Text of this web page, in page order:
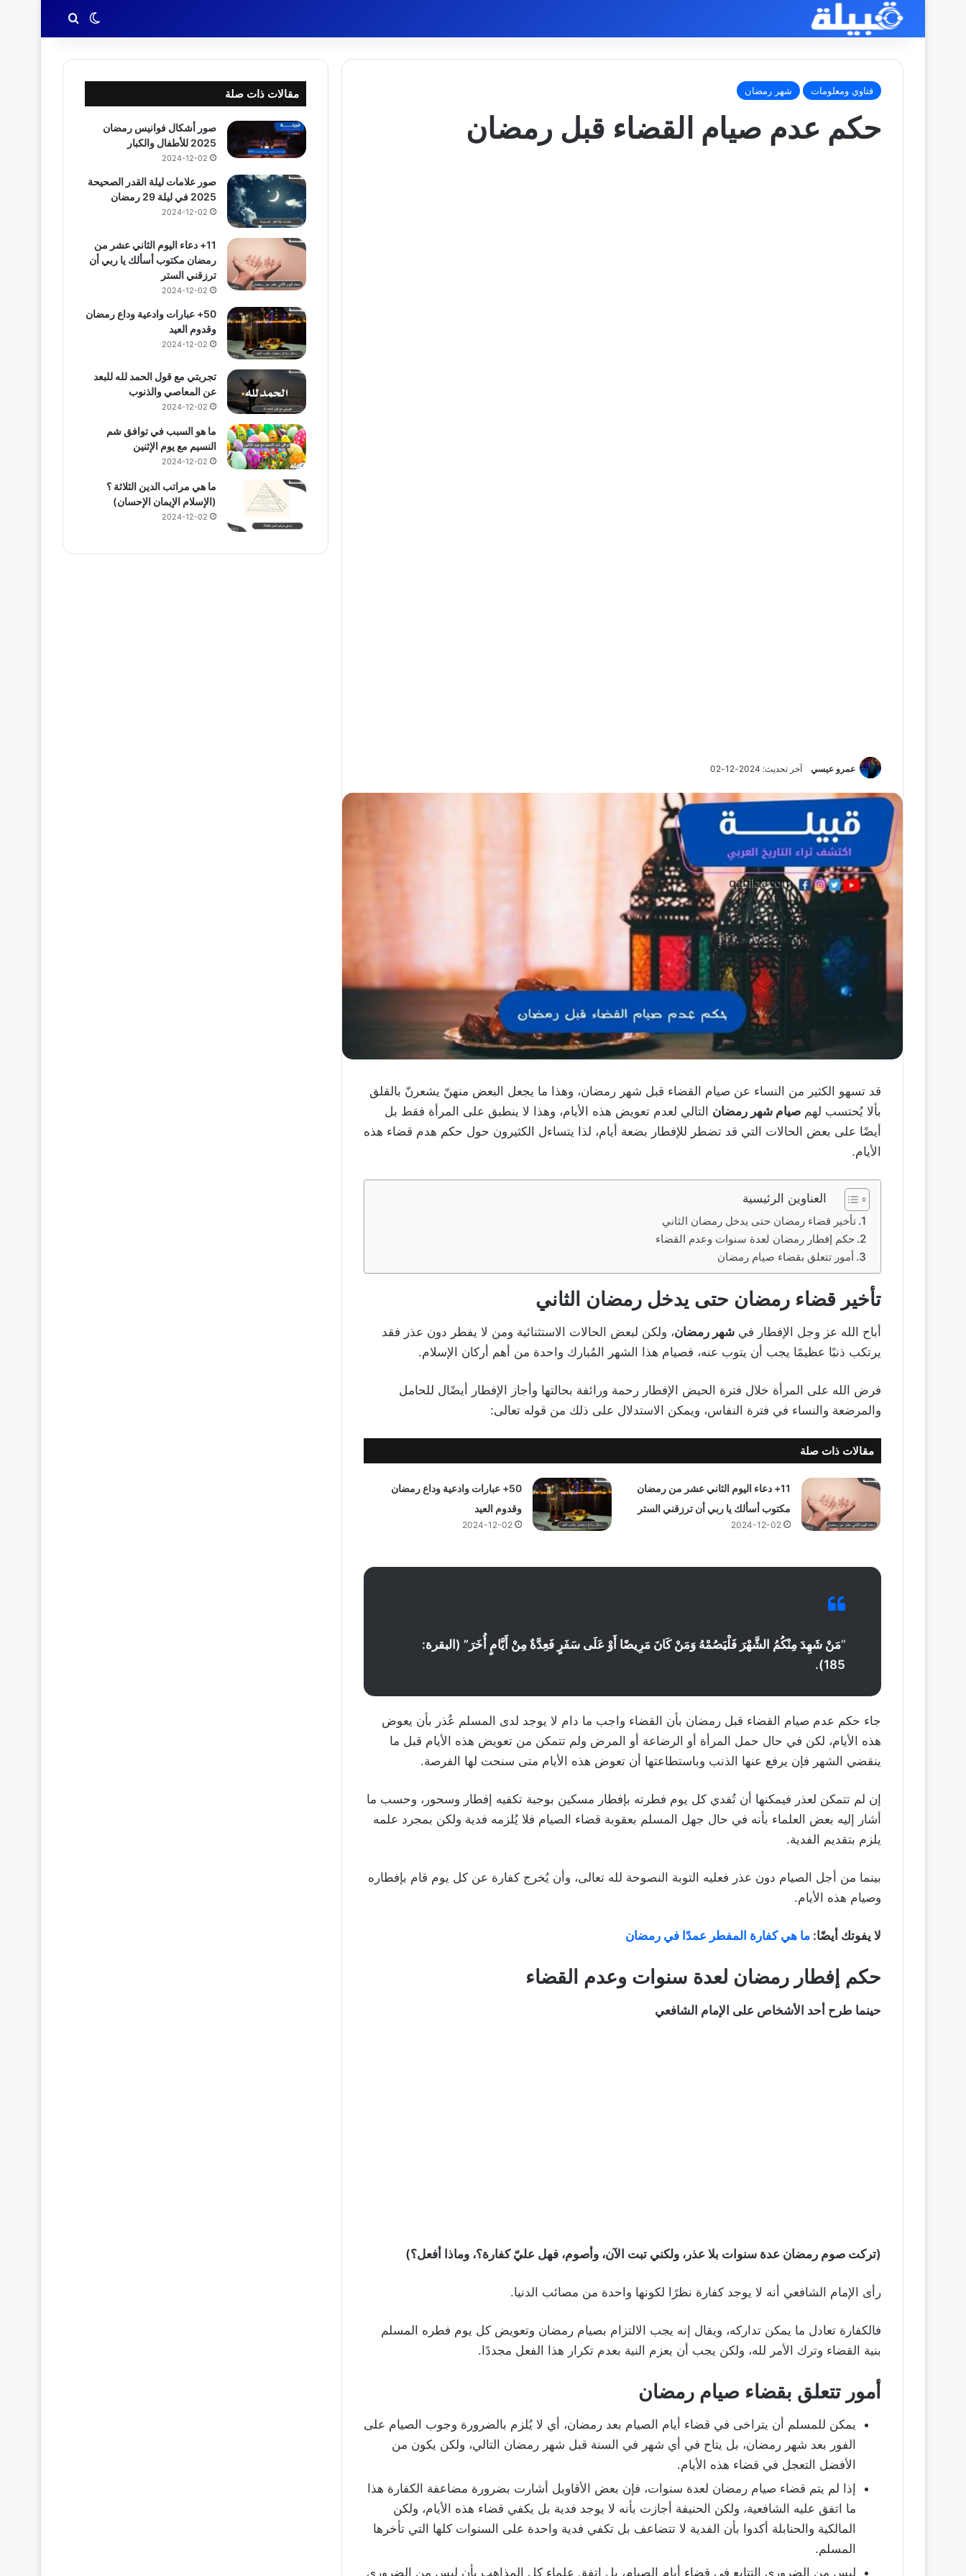
الوضع المظلم
بحث عن
فتاوي ومعلومات شهر رمضان
حكم عدم صيام القضاء قبل رمضان
عمرو عيسي آخر تحديث: 2024-12-02
قد تسهو الكثير من النساء عن صيام القضاء قبل شهر رمضان، وهذا ما يجعل البعض منهنّ يشعرنّ بالقلق
بألا يُحتسب لهم صيام شهر رمضان التالي لعدم تعويض هذه الأيام، وهذا لا ينطبق على المرأة فقط بل
أيضًا على بعض الحالات التي قد تضطر للإفطار بضعة أيام، لذا يتساءل الكثيرون حول حكم هدم قضاء هذه
الأيام.
العناوين الرئيسية
تأخير قضاء رمضان حتى يدخل رمضان الثاني
حكم إفطار رمضان لعدة سنوات وعدم القضاء
أمور تتعلق بقضاء صيام رمضان
تأخير قضاء رمضان حتى يدخل رمضان الثاني
أباح الله عز وجل الإفطار في شهر رمضان، ولكن لبعض الحالات الاستثنائية ومن لا يفطر دون عذر فقد
يرتكب ذنبًا عظيمًا يجب أن يتوب عنه، فصيام هذا الشهر المُبارك واحدة من أهم أركان الإسلام.
فرض الله على المرأة خلال فترة الحيض الإفطار رحمة ورائفة بحالتها وأجاز الإفطار أيضًال للحامل
والمرضعة والنساء في فترة النفاس، ويمكن الاستدلال على ذلك من قوله تعالى:
مقالات ذات صلة
11+ دعاء اليوم الثاني عشر من رمضان
مكتوب أسألك يا ربي أن ترزقني الستر
2024-12-02
50+ عبارات وادعية وداع رمضان
وقدوم العيد
2024-12-02
“مَنْ شَهِدَ مِنْكُمُ الشَّهْرَ فَلْيَصُمْهُ وَمَنْ كَانَ مَرِيضًا أَوْ عَلَى سَفَرٍ فَعِدَّةٌ مِنْ أَيَّامٍ أُخَرَ” (البقرة:
185).
جاء حكم عدم صيام القضاء قبل رمضان بأن القضاء واجب ما دام لا يوجد لدى المسلم عُذر بأن يعوض
هذه الأيام، لكن في حال حمل المرأة أو الرضاعة أو المرض ولم تتمكن من تعويض هذه الأيام قبل ما
ينقضي الشهر فإن يرفع عنها الذنب وباستطاعتها أن تعوض هذه الأيام متى سنحت لها الفرصة.
إن لم تتمكن لعذر فيمكنها أن تُفدي كل يوم فطرته بإفطار مسكين بوجبة تكفيه إفطار وسحور، وحسب ما
أشار إليه بعض العلماء بأنه في حال جهل المسلم بعقوبة قضاء الصيام فلا يُلزمه فدية ولكن بمجرد علمه
يلزم بتقديم الفدية.
بينما من أجل الصيام دون عذر فعليه التوبة النصوحة لله تعالى، وأن يُخرج كفارة عن كل يوم قام بإفطاره
وصيام هذه الأيام.
لا يفوتك أيضًا: ما هي كفارة المفطر عمدًا في رمضان
حكم إفطار رمضان لعدة سنوات وعدم القضاء
حينما طرح أحد الأشخاص على الإمام الشافعي
(تركت صوم رمضان عدة سنوات بلا عذر، ولكني تبت الآن، وأصوم، فهل عليّ كفارة؟، وماذا أفعل؟)
رأى الإمام الشافعي أنه لا يوجد كفارة نظرًا لكونها واحدة من مصائب الدنيا.
فالكفارة تعادل ما يمكن تداركه، ويقال إنه يجب الالتزام بصيام رمضان وتعويض كل يوم فطره المسلم
بنية القضاء وترك الأمر لله، ولكن يجب أن يعزم النية بعدم تكرار هذا الفعل مجددًا.
أمور تتعلق بقضاء صيام رمضان
يمكن للمسلم أن يتراخى في قضاء أيام الصيام بعد رمضان، أي لا يُلزم بالضرورة وجوب الصيام على
الفور بعد شهر رمضان، بل يتاح في أي شهر في السنة قبل شهر رمضان التالي، ولكن يكون من
الأفضل التعجل في قضاء هذه الأيام.
إذا لم يتم قضاء صيام رمضان لعدة سنوات، فإن بعض الأقاويل أشارت بضرورة مضاعفة الكفارة هذا
ما اتفق عليه الشافعية، ولكن الحنيفة أجازت بأنه لا يوجد فدية بل يكفي قضاء هذه الأيام، ولكن
المالكية والحنابلة أكدوا بأن الفدية لا تتضاعف بل تكفي فدية واحدة على السنوات كلها التي تأخرها
المسلم.
ليس من الضروري التتابع في قضاء أيام الصيام، بل اتفق علماء كل المذاهب بأن ليس من الضروري
مقالات ذات صلة
صور أشكال فوانيس رمضان
2025 للأطفال والكبار
2024-12-02
صور علامات ليلة القدر الصحيحة
2025 في ليلة 29 رمضان
2024-12-02
11+ دعاء اليوم الثاني عشر من
رمضان مكتوب أسألك يا ربي أن
ترزقني الستر
2024-12-02
50+ عبارات وادعية وداع رمضان
وقدوم العيد
2024-12-02
تجربتي مع قول الحمد لله للبعد
عن المعاصي والذنوب
2024-12-02
ما هو السبب في توافق شم
النسيم مع يوم الإثنين
2024-12-02
ما هي مراتب الدين الثلاثة ؟
(الإسلام الإيمان الإحسان)
2024-12-02